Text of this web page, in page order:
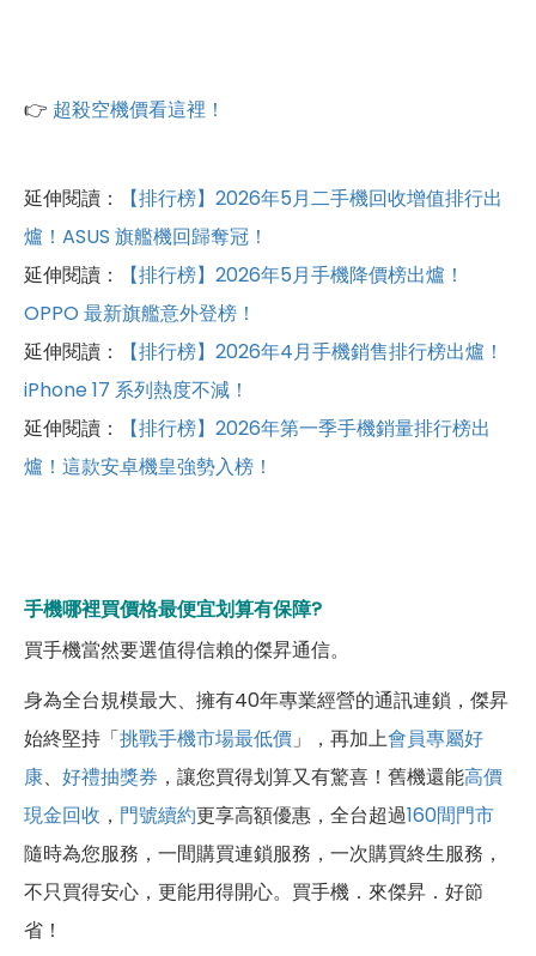
👉 超殺空機價看這裡！
延伸閱讀：
【排行榜】2026年5月二手機回收增值排行出
爐！ASUS 旗艦機回歸奪冠！
延伸閱讀：
【排行榜】2026年5月手機降價榜出爐！
OPPO 最新旗艦意外登榜！
延伸閱讀：
【排行榜】2026年4月手機銷售排行榜出爐！
iPhone 17 系列熱度不減！
延伸閱讀：
【排行榜】2026年第一季手機銷量排行榜出
爐！這款安卓機皇強勢入榜！
手機哪裡買價格最便宜划算有保障?
買手機當然要選值得信賴的傑昇通信。
身為全台規模最大、擁有40年專業經營的通訊連鎖，傑昇
始終堅持「挑戰手機市場最低價 」，再加上會員專屬好
康、 好禮抽獎券 ，讓您買得划算又有驚喜！舊機還能高價
現金回收 ， 門號續約更享高額優惠，全台超過160間門市
隨時為您服務，一間購買連鎖服務，一次購買終生服務，
不只買得安心，更能用得開心。買手機．來傑昇．好節
省！